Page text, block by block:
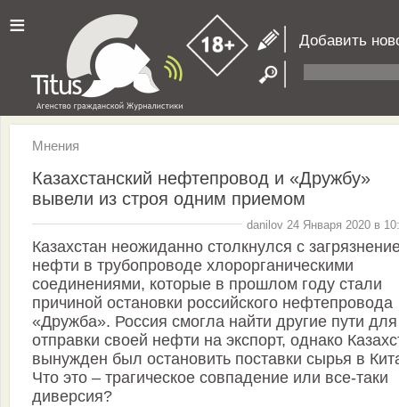
≡ Добавить
Мнения
Казахстанский нефтепровод и «Дружбу»
вывели из строя одним приемом
danilov 24 Января 2020 в
Казахстан неожиданно столкнулся с
нефти в трубопроводе хлорорганическими
соединениями, которые в прошлом году стали
причиной остановки российского нефтепровода
«Дружба». Россия смогла найти другие пути для
отправки своей нефти на экспорт, однако
вынужден был остановить поставки сырья в
Что это – трагическое совпадение или все-таки
диверсия?